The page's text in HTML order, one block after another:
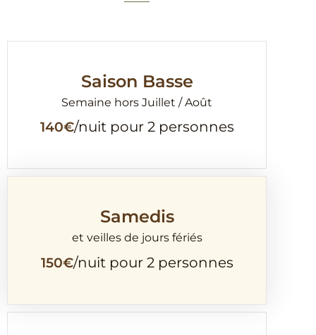
Saison Basse
Semaine hors Juillet / Août
140€/nuit pour 2 personnes
Samedis
et veilles de jours fériés
150€/nuit pour 2 personnes